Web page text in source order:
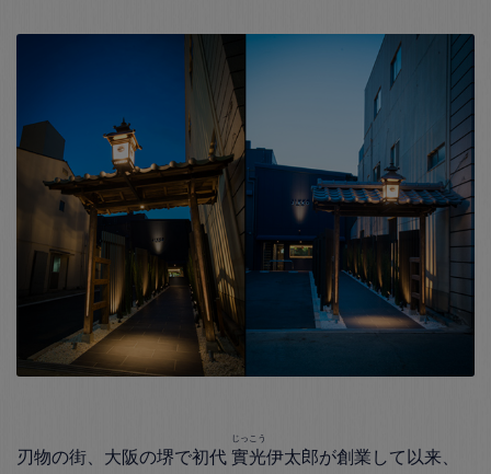
刃物の街、大阪の堺で初代實光
じっこう
伊太郎が創業して以来、